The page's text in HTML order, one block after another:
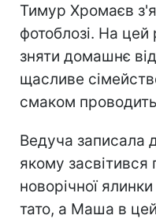
Тимур Хромаєв
фотоблозі. На
зняти домашнє
щасливе
смаком
Ведуча записала
якому
новорічної
тато, а Маша в